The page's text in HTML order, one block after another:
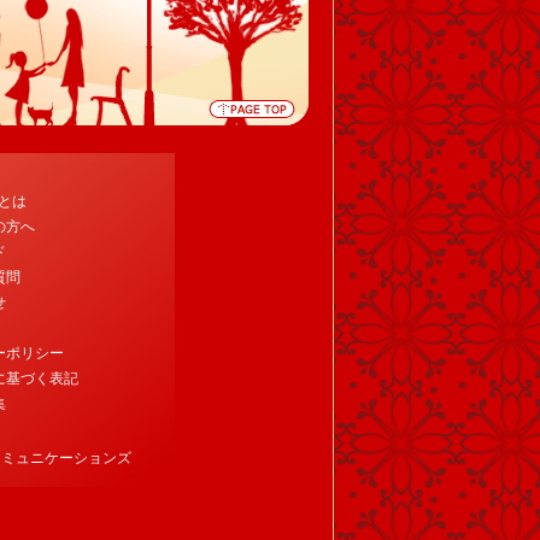
は
方へ
問
ポリシー
基づく表記
ュニケーションズ